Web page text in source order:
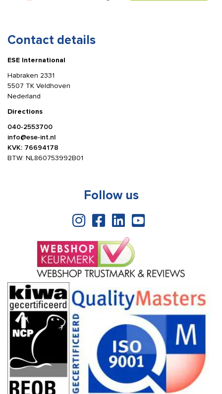
Contact details
ESE International
Habraken 2331
5507 TK Veldhoven
Nederland
Directions
040-2553700
info@ese-int.nl
KVK: 76694178
BTW: NL860753992B01
Follow us